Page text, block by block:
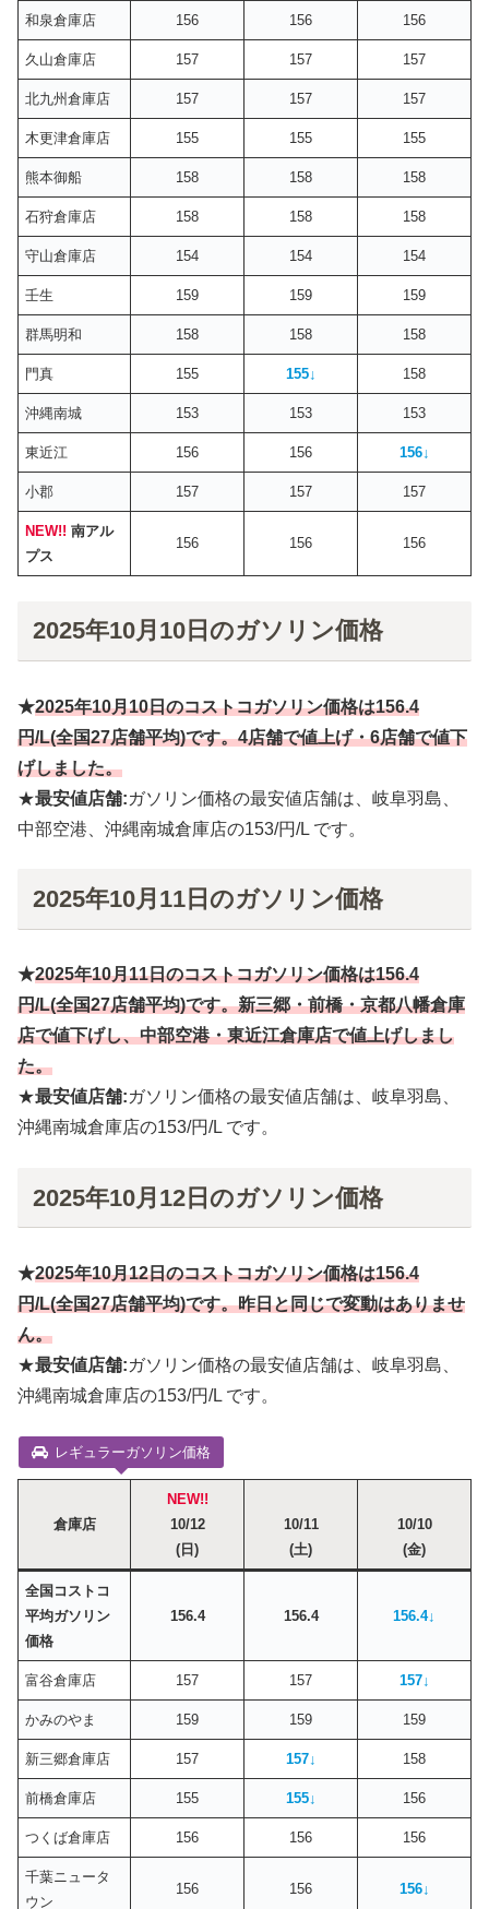
和泉倉庫店 156 156 156
久山倉庫店 157 157 157
北九州倉庫店 157 157 157
木更津倉庫店 155 155 155
熊本御船 158 158 158
石狩倉庫店 158 158 158
守山倉庫店 154 154 154
壬生 159 159 159
群馬明和 158 158 158
門真 155 155↓ 158
沖縄南城 153 153 153
東近江 156 156 156↓
小郡 157 157 157
NEW!! 南アル
プス
156 156 156
2025年10月10日のガソリン価格
★2025年10月10日のコストコガソリン価格は156.4
円/L(全国27店舗平均)です。4店舗で値上げ・6店舗で値下
げしました。
★最安値店舗:ガソリン価格の最安値店舗は、岐阜羽島、
中部空港、沖縄南城倉庫店の153/円/L です。
2025年10月11日のガソリン価格
★2025年10月11日のコストコガソリン価格は156.4
円/L(全国27店舗平均)です。新三郷・前橋・京都八幡倉庫
店で値下げし、中部空港・東近江倉庫店で値上げしまし
た。
★最安値店舗:ガソリン価格の最安値店舗は、岐阜羽島、
沖縄南城倉庫店の153/円/L です。
2025年10月12日のガソリン価格
★2025年10月12日のコストコガソリン価格は156.4
円/L(全国27店舗平均)です。昨日と同じで変動はありませ
ん。
★最安値店舗:ガソリン価格の最安値店舗は、岐阜羽島、
沖縄南城倉庫店の153/円/L です。
レギュラーガソリン価格
倉庫店
NEW!!
10/12
(日)
10/11
(土)
10/10
(金)
全国コストコ
平均ガソリン
価格
156.4 156.4 156.4↓
富谷倉庫店 157 157 157↓
かみのやま 159 159 159
新三郷倉庫店 157 157↓ 158
前橋倉庫店 155 155↓ 156
つくば倉庫店 156 156 156
千葉ニュータ
ウン
156 156 156↓